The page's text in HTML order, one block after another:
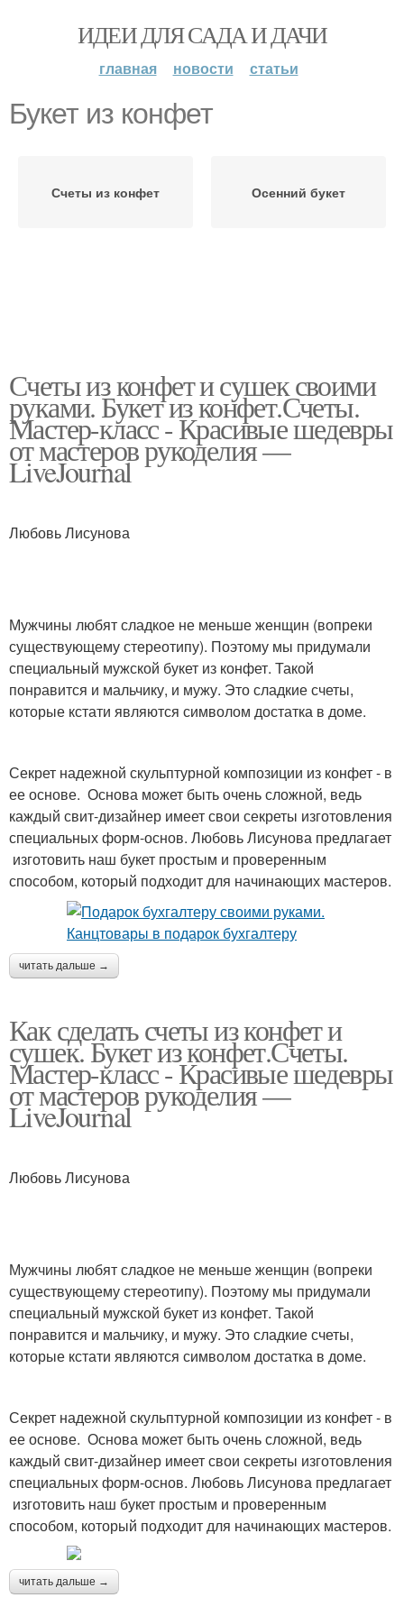
ИДЕИ ДЛЯ САДА И ДАЧИ
главная новости статьи
Букет из конфет
Счеты из конфет Осенний букет
Счеты из конфет и сушек своими
руками. Букет из конфет.Счеты.
Мастер-класс - Красивые шедевры
от мастеров рукоделия —
LiveJournal
Любовь Лисунова
Мужчины любят сладкое не меньше женщин (вопреки
существующему стереотипу). Поэтому мы придумали
специальный мужской букет из конфет. Такой
понравится и мальчику, и мужу. Это сладкие счеты,
которые кстати являются символом достатка в доме.
Секрет надежной скульптурной композиции из конфет - в
ее основе. Основа может быть очень сложной, ведь
каждый свит-дизайнер имеет свои секреты изготовления
специальных форм-основ. Любовь Лисунова предлагает
изготовить наш букет простым и проверенным
способом, который подходит для начинающих мастеров.
читать дальше →
Как сделать счеты из конфет и
сушек. Букет из конфет.Счеты.
Мастер-класс - Красивые шедевры
от мастеров рукоделия —
LiveJournal
Любовь Лисунова
Мужчины любят сладкое не меньше женщин (вопреки
существующему стереотипу). Поэтому мы придумали
специальный мужской букет из конфет. Такой
понравится и мальчику, и мужу. Это сладкие счеты,
которые кстати являются символом достатка в доме.
Секрет надежной скульптурной композиции из конфет - в
ее основе. Основа может быть очень сложной, ведь
каждый свит-дизайнер имеет свои секреты изготовления
специальных форм-основ. Любовь Лисунова предлагает
изготовить наш букет простым и проверенным
способом, который подходит для начинающих мастеров.
читать дальше →